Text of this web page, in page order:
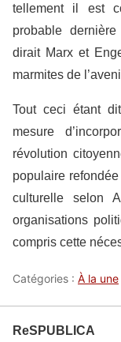
tellement il est
probable
dirait Marx et
marmites de
Tout ceci étant
mesure
révolution
populaire
culturelle selon
organisations
compris cette
Catégories : À la une
ReSPUBLICA